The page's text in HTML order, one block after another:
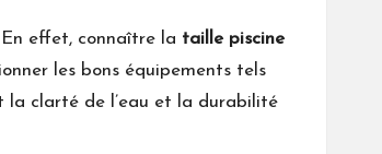
En effet, connaître la taille piscine
les bons équipements tels
la clarté de l’eau et la durabilité